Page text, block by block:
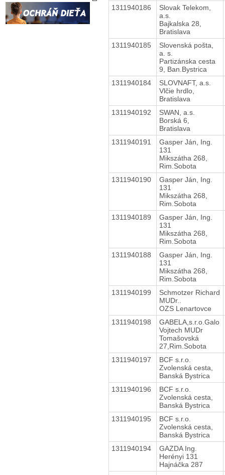
1311940186
Slovak Telekom,
a.s.
Bajkalska 28,
Bratislava
1311940185
Slovenská pošta,
a. s.
Partizánska cesta
9, Ban.Bystrica
1311940184
SLOVNAFT, a.s.
Vlčie hrdlo,
Bratislava
1311940192
SWAN, a.s.
Borská 6,
Bratislava
1311940191
Gasper Ján, Ing.
131
Mikszátha 268,
Rim.Sobota
1311940190
Gasper Ján, Ing.
131
Mikszátha 268,
Rim.Sobota
1311940189
Gasper Ján, Ing.
131
Mikszátha 268,
Rim.Sobota
1311940188
Gasper Ján, Ing.
131
Mikszátha 268,
Rim.Sobota
1311940199
Schmotzer Richard
MUDr..
OZS Lenartovce
1311940198
GABELA,s.r.o.Galo
Vojtech MUDr
Tomašovská
27,Rim.Sobota
1311940197
BCF s.r.o.
Zvolenská cesta,
Banská Bystrica
1311940196
BCF s.r.o.
Zvolenská cesta,
Banská Bystrica
1311940195
BCF s.r.o.
Zvolenská cesta,
Banská Bystrica
1311940194
GAZDA Ing.
Herényi 131
Hajnáčka 287